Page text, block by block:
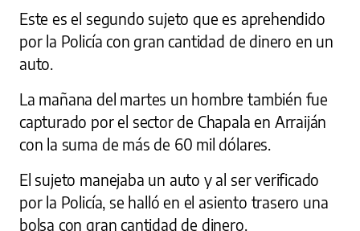
Este es el segundo sujeto que es aprehendido
por la Policía con gran cantidad de dinero en un
auto.
La mañana del martes un hombre también fue
capturado por el sector de Chapala en Arraiján
con la suma de más de 60 mil dólares.
El sujeto manejaba un auto y al ser verificado
por la Policía, se halló en el asiento trasero una
bolsa con gran cantidad de dinero.